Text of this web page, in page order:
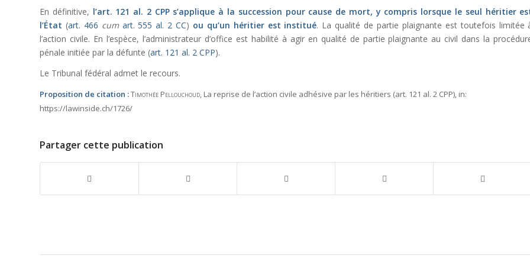
En définitive, l’art. 121 al. 2 CPPs’applique à la succession pour cause de mort, y compris lorsque le seul héritier
l’État (art. 466 cum art. 555 al. 2 CC) ou qu’un héritier est institué. La qualité de partie plaignante est toutefois limitée
l’action civile. En l’espèce, l’administrateur d’office est habilité à agir en qualité de partie plaignante au civil dans la
pénale initiée par la défunte (art. 121 al. 2 CPP).
Le Tribunal fédéral admet le recours.
Proposition de citation :Timothée Pellouchoud, La reprise de l’action civile adhésive par les héritiers (art. 121 al. 2 CPP), in:
https://lawinside.ch/1726/
Partager cette publication